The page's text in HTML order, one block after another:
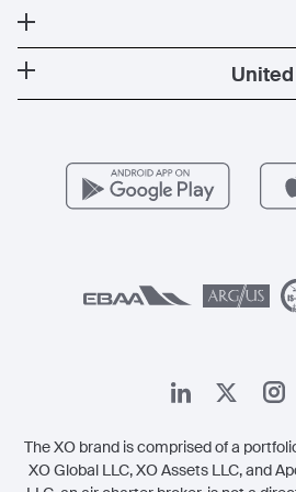
The XO brand is comprised of a
XO Global LLC, XO Assets LLC, and